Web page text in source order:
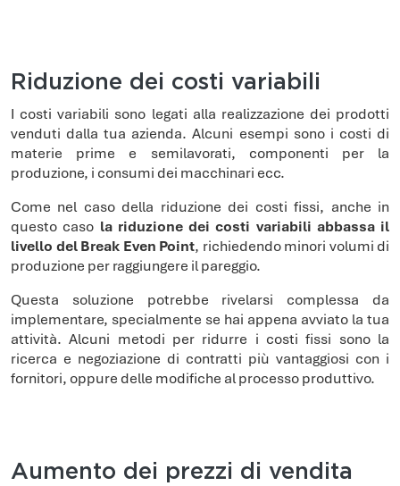
Riduzione dei costi variabili
I costi variabili sono legati alla realizzazione dei prodotti
venduti dalla tua azienda. Alcuni esempi sono i costi di
materie prime e semilavorati, componenti per la
produzione, i consumi dei macchinari ecc.
Come nel caso della riduzione dei costi fissi, anche in
questo caso la riduzione dei costi variabili abbassa il
livello del Break Even Point, richiedendo minori volumi di
produzione per raggiungere il pareggio.
Questa soluzione potrebbe rivelarsi complessa da
implementare, specialmente se hai appena avviato la tua
attività. Alcuni metodi per ridurre i costi fissi sono la
ricerca e negoziazione di contratti più vantaggiosi con i
fornitori, oppure delle modifiche al processo produttivo.
Aumento dei prezzi di vendita